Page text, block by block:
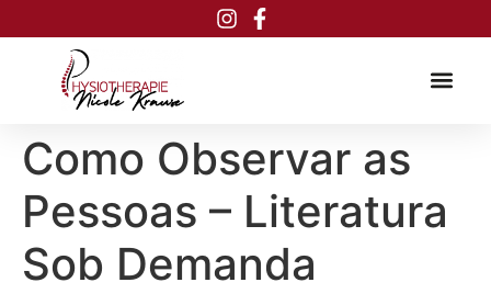
Como Observar as
Pessoas – Literatura
Sob Demanda